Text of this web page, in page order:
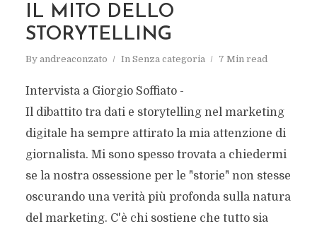
IL MITO DELLO
STORYTELLING
By andreaconzato In Senza categoria 7 Min read
Intervista a Giorgio Soffiato -
Il dibattito tra dati e storytelling nel marketing
digitale ha sempre attirato la mia attenzione di
giornalista. Mi sono spesso trovata a chiedermi
se la nostra ossessione per le "storie" non stesse
oscurando una verità più profonda sulla natura
del marketing. C'è chi sostiene che tutto sia